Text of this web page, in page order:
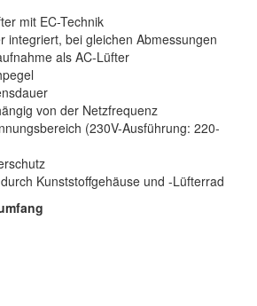
mit EC-Technik
integriert, bei gleichen Abmessungen
als AC-Lüfter
von der Netzfrequenz
(230V-Ausführung: 220-
Kunststoffgehäuse und -Lüfterrad